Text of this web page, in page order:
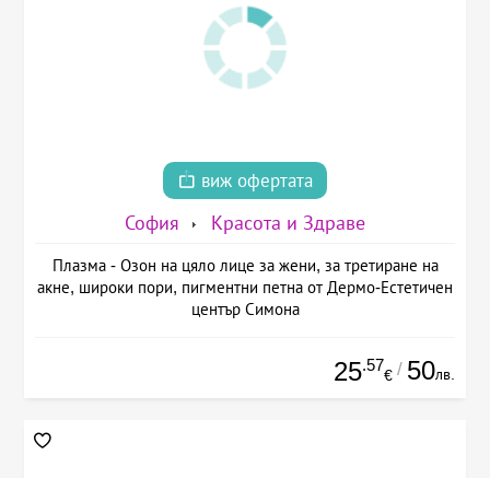
виж офертата
София Красота и Здраве
Плазма - Озон на цяло лице за жени, за третиране на
акне, широки пори, пигментни петна от Дермо-Естетичен
център Симона
25.57
€ / 50лв.